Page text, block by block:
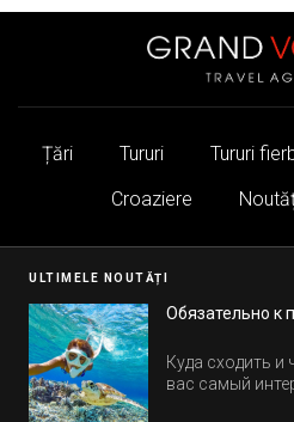
Țări Tururi Tururi
Croaziere
ULTIMELE NOUTĂȚI
Обязательно к
Куда сходить и
вас самый